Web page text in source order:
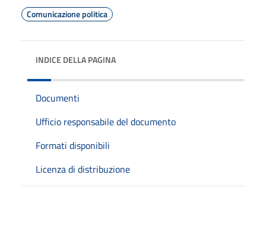
Comunicazione politica
INDICE DELLA PAGINA
Documenti
Ufficio responsabile del documento
Formati disponibili
Licenza di distribuzione